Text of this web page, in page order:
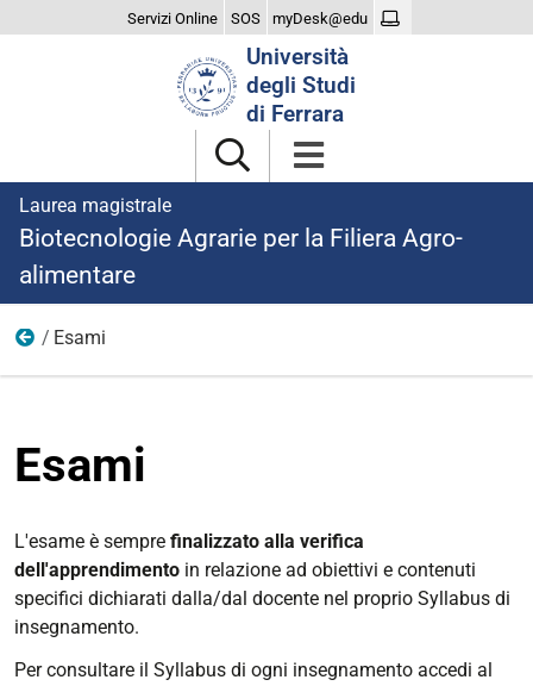
Servizi Online SOS myDesk@edu
Università
degli Studi
di Ferrara
Laurea magistrale
Biotecnologie Agrarie per la Filiera Agro-
alimentare
Didattica
Esami
Esami
L'esame è sempre finalizzato alla verifica
dell'apprendimento in relazione ad obiettivi e contenuti
specifici dichiarati dalla/dal docente nel proprio Syllabus di
insegnamento.
Per consultare il Syllabus di ogni insegnamento accedi al